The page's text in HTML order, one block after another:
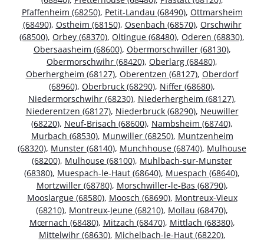
Pfaffenheim (68250), Petit-Landau (68490), Ottmarsheim
(68490), Ostheim (68150), Osenbach (68570), Orschwihr
(68500), Orbey (68370), Oltingue (68480), Oderen (68830),
Obersaasheim (68600), Obermorschwiller (68130),
Obermorschwihr (68420), Oberlarg (68480),
Oberhergheim (68127), Oberentzen (68127), Oberdorf
(68960), Oberbruck (68290), Niffer (68680),
Niedermorschwihr (68230), Niederhergheim (68127),
Niederentzen (68127), Niederbruck (68290), Neuwiller
(68220), Neuf-Brisach (68600), Nambsheim (68740),
Murbach (68530), Munwiller (68250), Muntzenheim
(68320), Munster (68140), Munchhouse (68740), Mulhouse
(68200), Mulhouse (68100), Muhlbach-sur-Munster
(68380), Muespach-le-Haut (68640), Muespach (68640),
Mortzwiller (68780), Morschwiller-le-Bas (68790),
Mooslargue (68580), Moosch (68690), Montreux-Vieux
(68210), Montreux-Jeune (68210), Mollau (68470),
Mœrnach (68480), Mitzach (68470), Mittlach (68380),
Mittelwihr (68630), Michelbach-le-Haut (68220),